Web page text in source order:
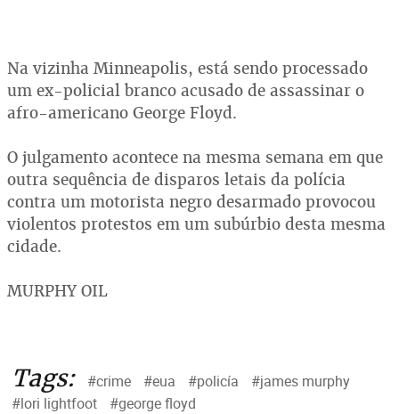
Na vizinha Minneapolis, está sendo processado
um ex-policial branco acusado de assassinar o
afro-americano George Floyd.
O julgamento acontece na mesma semana em que
outra sequência de disparos letais da polícia
contra um motorista negro desarmado provocou
violentos protestos em um subúrbio desta mesma
cidade.
MURPHY OIL
Tags: #crime #eua #policía
#james murphy
#lori lightfoot
#george floyd